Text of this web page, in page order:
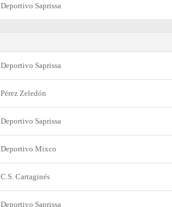
Deportivo Saprissa
Deportivo Saprissa
Pérez Zeledón
Deportivo Saprissa
Deportivo Mixco
C.S. Cartaginés
Deportivo Saprissa